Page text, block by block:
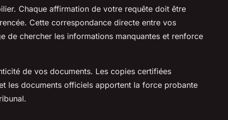
Chaque affirmation de votre requête doit être
Cette correspondance directe entre vos
de chercher les informations manquantes et renforce
de vos documents. Les copies certifiées
les documents officiels apportent la force probante